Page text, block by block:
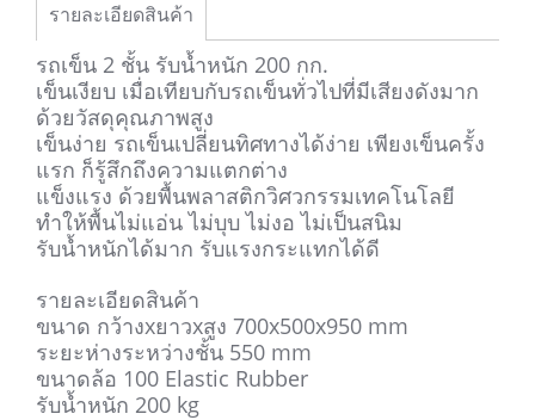
รายละเอียดสินค้า
รถเข็น 2 ชั้น รับน้ำหนัก 200 กก.
เข็นเงียบ เมื่อเทียบกับรถเข็นทั่วไปที่มีเสียงดังมาก
ด้วยวัสดุคุณภาพสูง
เข็นง่าย รถเข็นเปลี่ยนทิศทางได้ง่าย เพียงเข็นครั้ง
แรก ก็รู้สึกถึงความแตกต่าง
แข็งแรง ด้วยพื้นพลาสติกวิศวกรรมเทคโนโลยี
ทำให้พื้นไม่แอ่น ไม่บุบ ไม่งอ ไม่เป็นสนิม
รับน้ำหนักได้มาก รับแรงกระแทกได้ดี
รายละเอียดสินค้า
ขนาด กว้างxยาวxสูง 700x500x950 mm
ระยะห่างระหว่างชั้น 550 mm
ขนาดล้อ 100 Elastic Rubber
รับน้ำหนัก 200 kg